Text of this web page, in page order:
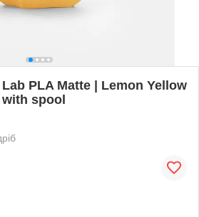
PLA Matte | Lemon Yellow
with spool